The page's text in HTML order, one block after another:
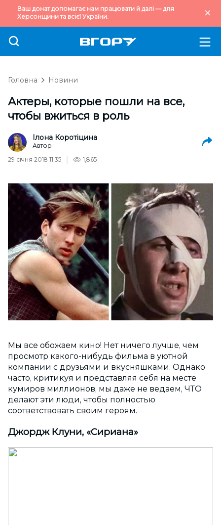
Ваш донат допомагає нам працювати й далі — для
Херсонщини та всієї України.
Головна Новини
Актеры, которые пошли на все,
чтобы вжиться в роль
Ілона Коротіцина
Автор
29 січня 2018 11:35
1,865
Мы все обожаем кино! Нет ничего лучше, чем
просмотр какого-нибудь фильма в уютной
компании с друзьями и вкусняшками. Однако
часто, критикуя и представляя себя на месте
кумиров миллионов, мы даже не ведаем, ЧТО
делают эти люди, чтобы полностью
соответствовать своим героям.
Джордж Клуни, «Сириана»